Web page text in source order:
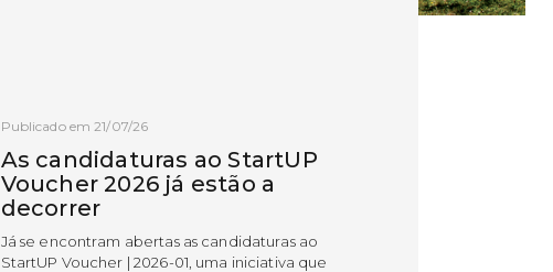
Publicado em 21/07/26
As candidaturas ao StartUP
Voucher 2026 já estão a
decorrer
Já se encontram abertas as candidaturas ao
StartUP Voucher | 2026-01, uma iniciativa que